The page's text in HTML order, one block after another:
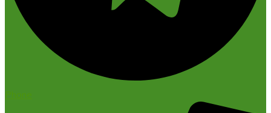
Phone